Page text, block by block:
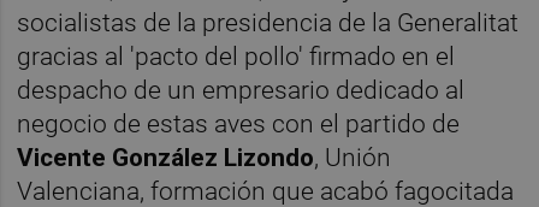
socialistas de la presidencia de la Generalitat
gracias al 'pacto del pollo' firmado en el
despacho de un empresario dedicado al
negocio de estas aves con el partido de
Vicente González Lizondo, Unión
Valenciana, formación que acabó fagocitada